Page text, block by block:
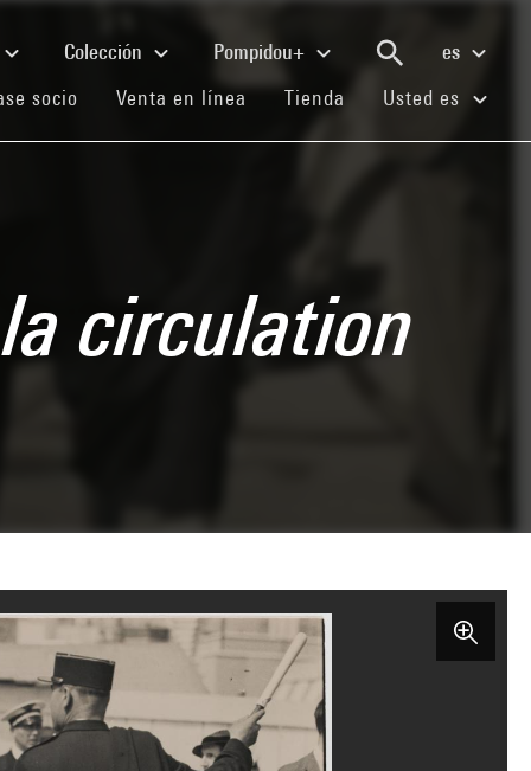
Colección Pompidou+
es
socio (current)
Venta en línea (current)
Tienda (current)
Usted es
circulation